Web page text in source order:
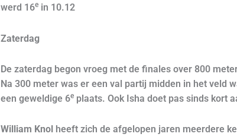
werd 16ein 10.12
Zaterdag
De zaterdag begon vroeg met de finales over 800
Na 300 meter was er een val partij midden in het veld
een geweldige 6eplaats. Ook Isha doet pas sinds kort
William Knol heeft zich de afgelopen jaren meerdere